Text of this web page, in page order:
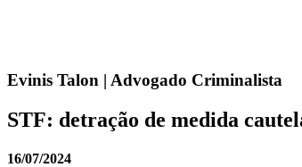
Evinis Talon | Advogado Criminalista
STF: detração de medida
16/07/2024